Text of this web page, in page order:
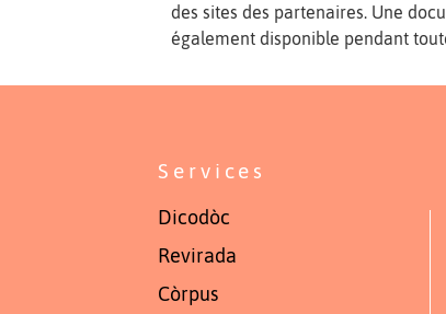
des sites des partenaires. Une
également disponible pendant
Services
Dicodòc
Revirada
Còrpus